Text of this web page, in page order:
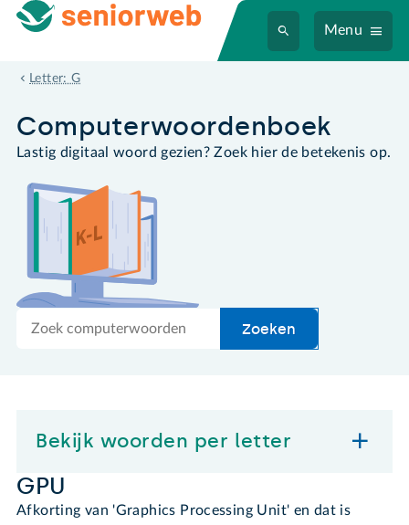
Menu
Letter: G
GPU
Computer­woordenboek
Lastig digitaal woord gezien? Zoek hier de betekenis op.
Zoek
Zoeken
Bekijk woorden per letter
GPU
Afkorting van 'Graphics Processing Unit' en dat is